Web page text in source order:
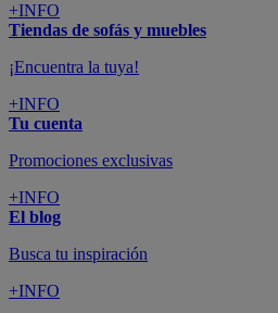
+INFO
Tiendas de sofás y muebles
¡Encuentra la tuya!
+INFO
Tu cuenta
Promociones exclusivas
+INFO
El blog
Busca tu inspiración
+INFO